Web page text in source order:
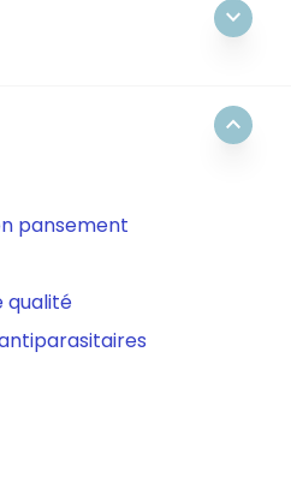
expand_more
expand_less
pansement
qualité